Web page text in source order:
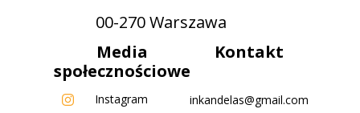
Kontakt
inkandelas@gmail.com
00-270 Warszawa
Media
społecznościowe
Instagram